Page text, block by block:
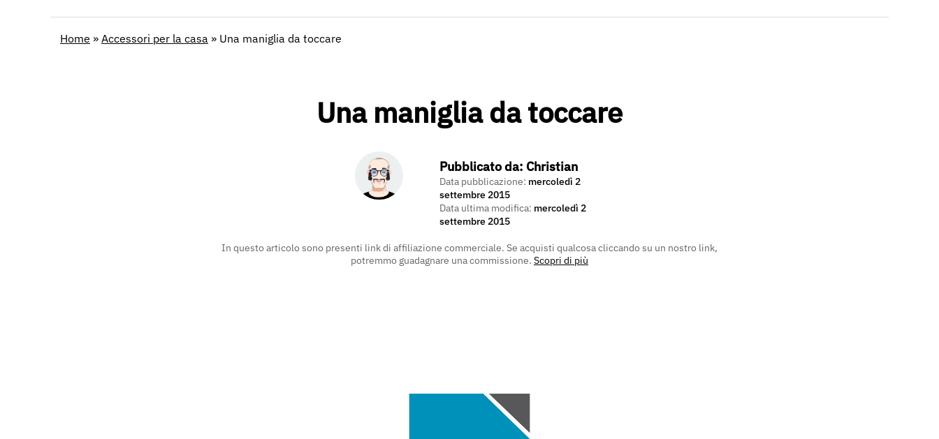
Home » Accessori per la casa » Una maniglia da toccare
Una maniglia da toccare
Pubblicato da: Christian
Data pubblicazione: mercoledì 2
settembre 2015
Data ultima modifica: mercoledì 2
settembre 2015
In questo articolo sono presenti link di affiliazione commerciale. Se acquisti qualcosa cliccando su un nostro link,
potremmo guadagnare una commissione. Scopri di più